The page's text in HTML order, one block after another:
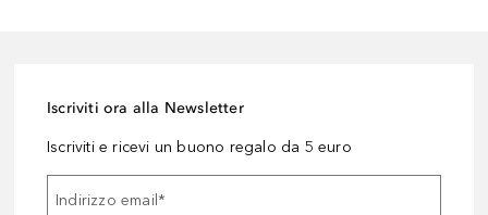
Iscriviti ora alla Newsletter
Iscriviti e ricevi un buono regalo da 5 euro
Indirizzo email*